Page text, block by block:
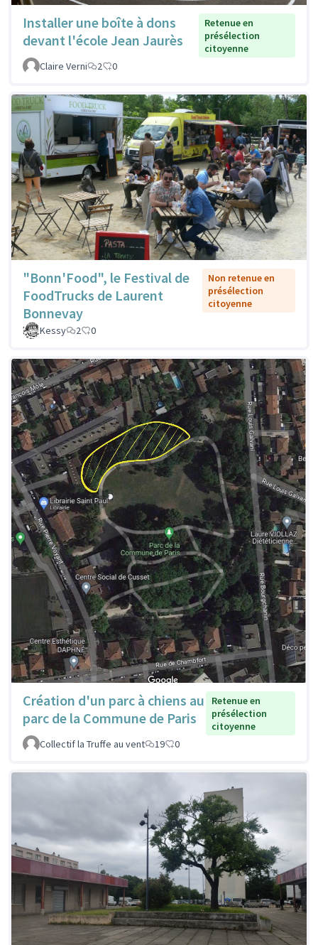
Installer une boîte à dons
devant l'école Jean Jaurès
Retenue en
présélection
citoyenne
Claire Verni
2 0
"Bonn'Food", le Festival de
FoodTrucks de Laurent
Bonnevay
Non retenue en
présélection
citoyenne
Kessy 2 0
Création d'un parc à chiens au
parc de la Commune de Paris
Retenue en
présélection
citoyenne
Collectif la Truffe au vent
19 0